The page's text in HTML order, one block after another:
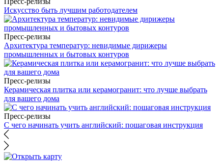
Искусство быть лучшим работодателем
Пресс-релизы
Архитектура температур: невидимые дирижеры
промышленных и бытовых контуров
Пресс-релизы
Керамическая плитка или керамогранит: что лучше выбрать
для вашего дома
Пресс-релизы
С чего начинать учить английский: пошаговая инструкция